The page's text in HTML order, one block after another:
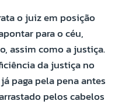
o juiz em posição
para o céu,
assim como a justiça.
da justiça no
paga pela pena antes
pelos cabelos